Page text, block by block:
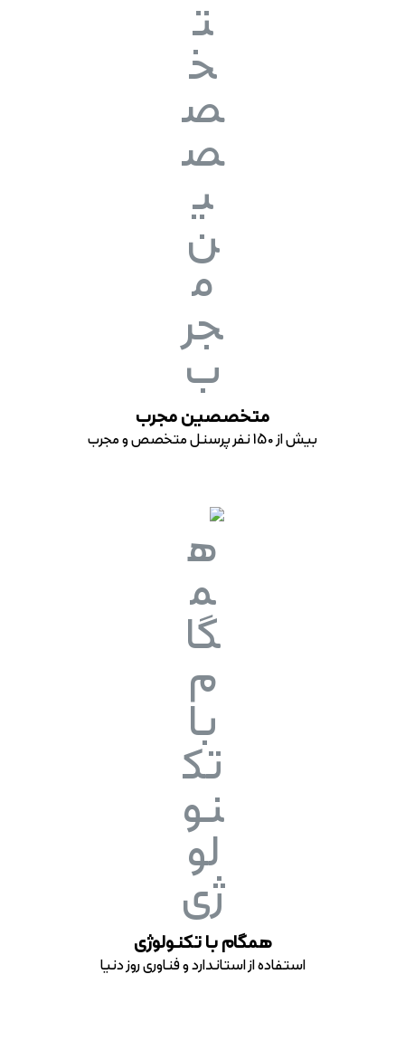
متخصصین مجرب
بیش از 150 نفر پرسنل متخصص و مجرب
همگام با تکنولوژی
استفاده از استاندارد و فناوری روز دنیا